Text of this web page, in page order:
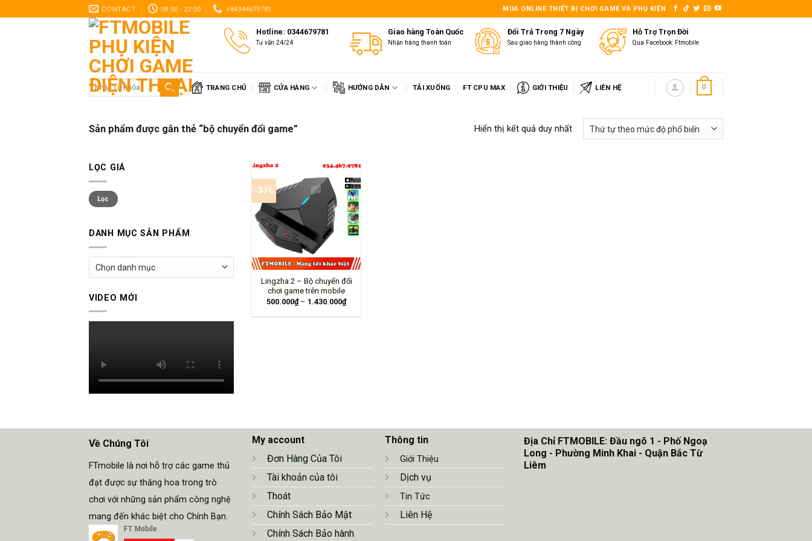
to
CONTACT 08:00 - 22:00 +84344679781 MUA ONLINE THIẾT BỊ CHƠI GAME VÀ PHỤ KIỆN
Hotline: 0344679781
Tư vấn 24/24
Giao hàng Toàn Quốc
Nhận hàng thanh toán
Đổi Trả Trong 7 Ngày
Sau giao hàng thành công
Hỗ Trợ Trọn Đời
Qua Facebook: Ftmobile
Tìm
kiếm:
TRANG CHỦ CỬA HÀNG HƯỚNG DẪN TẢI XUỐNG FT CPU MAX GIỚI THIỆU LIÊN HỆ 0
Sản phẩm được gắn thẻ “bộ chuyển đổi game” Hiển thị kết quả duy nhất
LỌC GIÁ
Giá
thấp
nhất
Giá
cao
nhất
Lọc
DANH MỤC SẢN PHẨM
VIDEO MỚI
-33%
+
Lingzha 2 – Bộ chuyển đổi
chơi game trên mobile
500.000₫– 1.430.000₫
Về Chúng Tôi
FTmobile là nơi hỗ trợ các game thủ
đạt được sự thăng hoa trong trò
chơi với những sản phẩm công nghệ
mang đến khác biệt cho Chính Bạn.
My account
Đơn Hàng Của Tôi
Tài khoản của tôi
Thoát
Chính Sách Bảo Mật
Chính Sách Bảo hành
Thông tin
Giới Thiệu
Dịch vụ
Tin Tức
Liên Hệ
Địa Chỉ FTMOBILE: Đầu ngõ 1 - Phố Ngoạ
Long - Phường Minh Khai - Quận Bắc Từ
Liêm